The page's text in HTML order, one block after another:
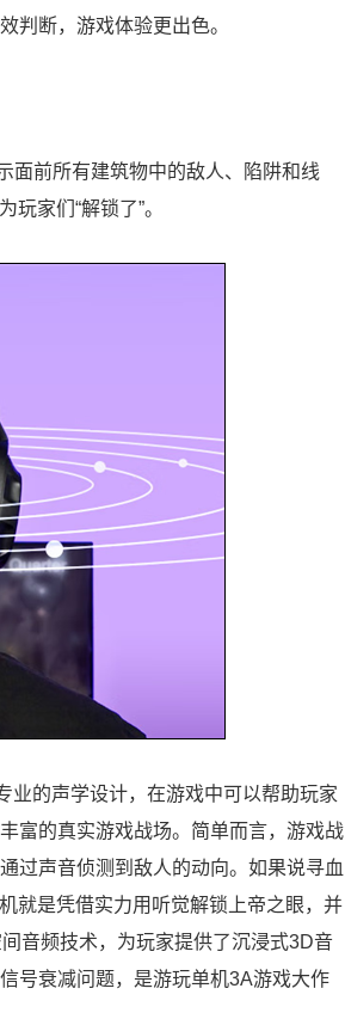
判断，游戏体验更出色。
面前所有建筑物中的敌人、陷阱和线
家们“解锁了”。
业的声学设计，在游戏中可以帮助玩家
富的真实游戏战场。简单而言，游戏战
过声音侦测到敌人的动向。如果说寻血
就是凭借实力用听觉解锁上帝之眼，并
音频技术，为玩家提供了沉浸式3D音
号衰减问题，是游玩单机3A游戏大作